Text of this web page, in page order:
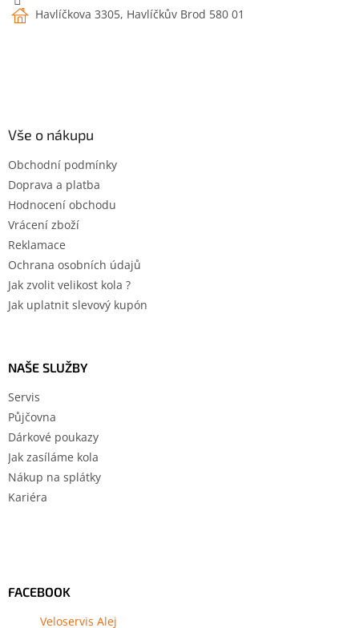
Havlíčkova 3305, Havlíčkův Brod 580 01
Vše o nákupu
Obchodní podmínky
Doprava a platba
Hodnocení obchodu
Vrácení zboží
Reklamace
Ochrana osobních údajů
Jak zvolit velikost kola ?
Jak uplatnit slevový kupón
NAŠE SLUŽBY
Servis
Půjčovna
Dárkové poukazy
Jak zasíláme kola
Nákup na splátky
Kariéra
FACEBOOK
Veloservis Alej